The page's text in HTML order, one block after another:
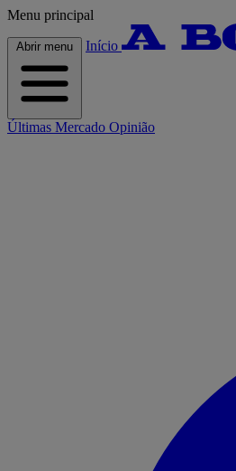
Menu principal
Abrir menu Início
Últimas Mercado Opinião